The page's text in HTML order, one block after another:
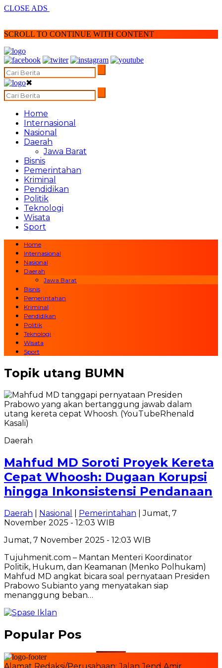
CLOSE ADS
SCROLL TO CONTINUE WITH CONTENT
✖
Home
Internasional
Nasional
Daerah
Jawa Barat
Bisnis
Pemerintahan
Kriminal
Pendidikan
Politik
Teknologi
Wisata
Sport
Home
Internasional
Nasional
Daerah
Jawa Barat
Bisnis
Pemerintahan
Kriminal
Pendidikan
Politik
Teknologi
Wisata
Sport
Topik utang BUMN
Daerah
Mahfud MD Soroti Proyek Kereta
Cepat Whoosh: Dugaan Korupsi
hingga Inkonsistensi Pendanaan
Daerah Nasional Pemerintahan | Jumat, 7
November 2025 - 12:03 WIB
Jumat, 7 November 2025 - 12:03 WIB
Tujuhmenit.com – Mantan Menteri Koordinator
Politik, Hukum, dan Keamanan (Menko Polhukam)
Mahfud MD angkat bicara soal pernyataan Presiden
Prabowo Subianto yang menyatakan siap
menanggung beban…
Popular Pos